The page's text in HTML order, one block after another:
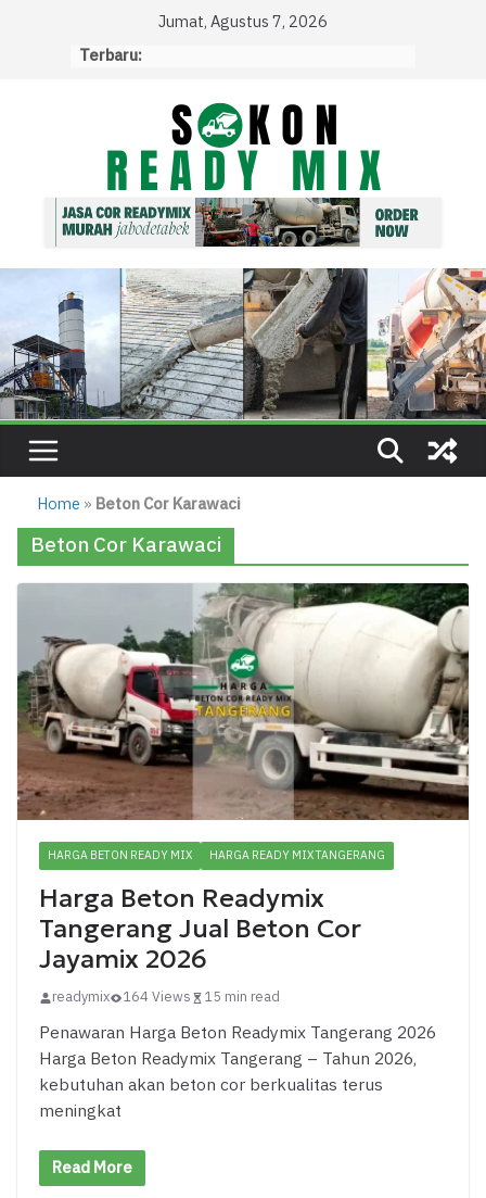
Jumat, Agustus 7, 2026
Terbaru:
Home » Beton Cor Karawaci
Beton Cor Karawaci
HARGA BETON READY MIX HARGA READY MIX TANGERANG
Harga Beton Readymix
Tangerang Jual Beton Cor
Jayamix 2026
readymix 164 Views 15 min read
Penawaran Harga Beton Readymix Tangerang 2026
Harga Beton Readymix Tangerang – Tahun 2026,
kebutuhan akan beton cor berkualitas terus
meningkat
Read More